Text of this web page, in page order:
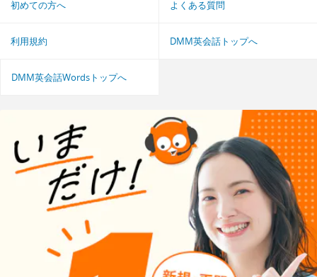
初めての方へ よくある質問
利用規約 DMM英会話トップへ
DMM英会話Wordsトップへ